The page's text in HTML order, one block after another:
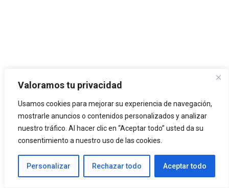
Valoramos tu privacidad
Usamos cookies para mejorar su experiencia de navegación,
mostrarle anuncios o contenidos personalizados y analizar
nuestro tráfico. Al hacer clic en “Aceptar todo” usted da su
consentimiento a nuestro uso de las cookies.
Personalizar Rechazar todo Aceptar todo
Categorías
Arquitectura
Etiquetas
Urbanismo
Ciudades sostenibles